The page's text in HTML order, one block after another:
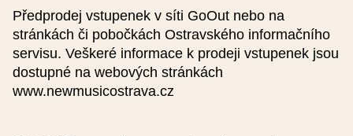
Předprodej vstupenek v síti GoOut nebo na
stránkách či pobočkách Ostravského informačního
servisu. Veškeré informace k prodeji vstupenek jsou
dostupné na webových stránkách
www.newmusicostrava.cz